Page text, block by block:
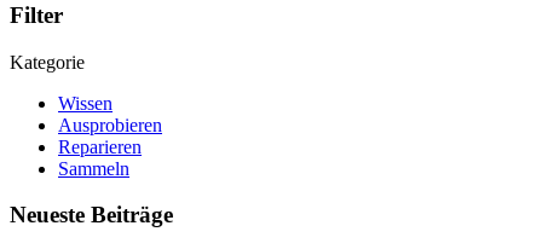
Filter
Kategorie
Wissen
Ausprobieren
Reparieren
Sammeln
Neueste Beiträge